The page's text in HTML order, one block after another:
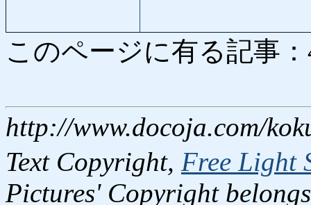
このページに有る記事
http://www.docoja.com/
Text Copyright, Free Light
Pictures' Copyright